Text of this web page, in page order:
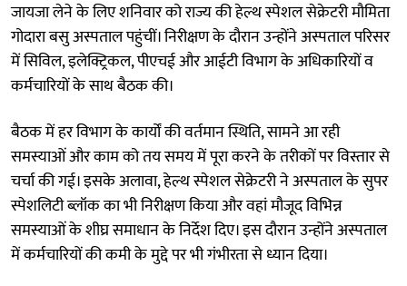
जायजा लेने के लिए शनिवार को राज्य की हेल्थ स्पेशल सेक्रेटरी मौमिता
गोदारा बसु अस्पताल पहुंचीं। निरीक्षण के दौरान उन्होंने अस्पताल परिसर
में सिविल, इलेक्ट्रिकल, पीएचई और आईटी विभाग के अधिकारियों व
कर्मचारियों के साथ बैठक की।
बैठक में हर विभाग के कार्यों की वर्तमान स्थिति, सामने आ रही
समस्याओं और काम को तय समय में पूरा करने के तरीकों पर विस्तार से
चर्चा की गई। इसके अलावा, हेल्थ स्पेशल सेक्रेटरी ने अस्पताल के सुपर
स्पेशलिटी ब्लॉक का भी निरीक्षण किया और वहां मौजूद विभिन्न
समस्याओं के शीघ्र समाधान के निर्देश दिए। इस दौरान उन्होंने अस्पताल
में कर्मचारियों की कमी के मुद्दे पर भी गंभीरता से ध्यान दिया।